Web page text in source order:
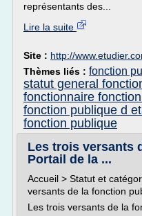
représentants des...
Lire la suite
Site : http://
Thèmes liés : fonction
statut general
fonctionnaire
fonction publique d
fonction publique
Les trois versants
Portail de la ...
Accueil > Statut et
versants de la fonction
Les trois versants de la